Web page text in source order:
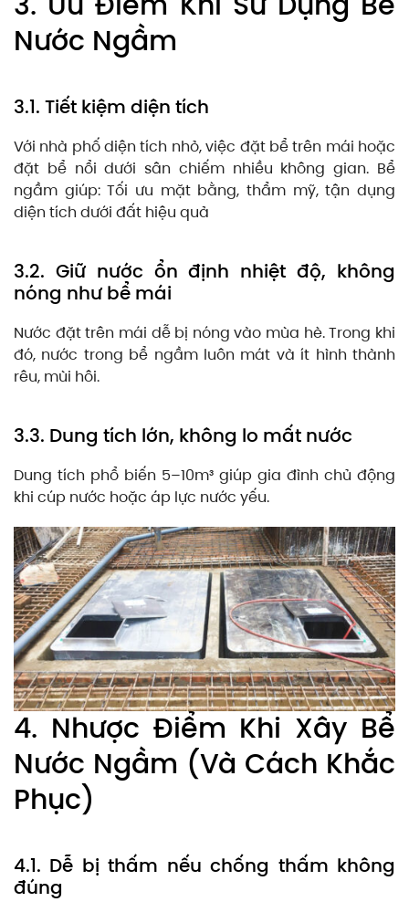
Nước Ngầm
3.1. Tiết kiệm diện tích
Với nhà phố diện tích nhỏ, việc đặt bể trên mái hoặc
đặt bể nổi dưới sân chiếm nhiều không gian. Bể
ngầm giúp: Tối ưu mặt bằng, thẩm mỹ, tận dụng
diện tích dưới đất hiệu quả
3.2. Giữ nước ổn định nhiệt độ, không
nóng như bể mái
Nước đặt trên mái dễ bị nóng vào mùa hè. Trong khi
đó, nước trong bể ngầm luôn mát và ít hình thành
rêu, mùi hôi.
3.3. Dung tích lớn, không lo mất nước
Dung tích phổ biến 5–10m³ giúp gia đình chủ động
khi cúp nước hoặc áp lực nước yếu.
4. Nhược Điểm Khi Xây Bể
Nước Ngầm (Và Cách Khắc
Phục)
4.1. Dễ bị thấm nếu chống thấm không
đúng